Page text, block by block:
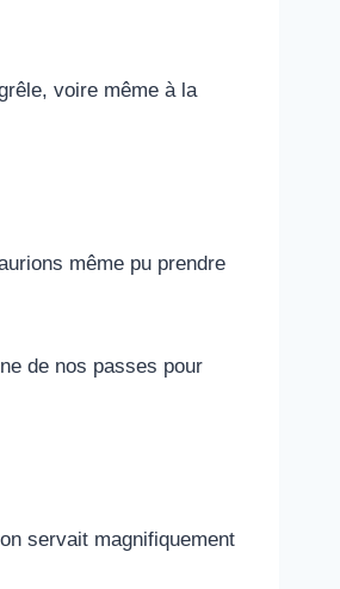
voire même à la
même pu prendre
de nos passes pour
servait magnifiquement